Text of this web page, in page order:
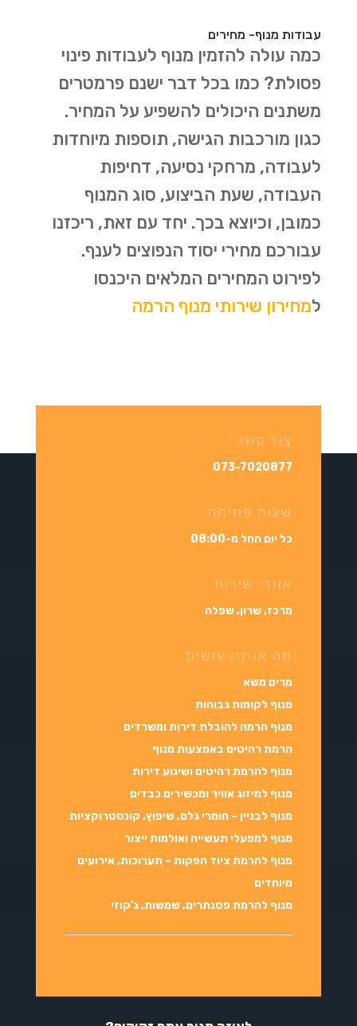
עבודות מנוף- מחירים
כמה עולה להזמין מנוף לעבודות פינוי
פסולת? כמו בכל דבר ישנם פרמטרים
משתנים היכולים להשפיע על המחיר.
כגון מורכבות הגישה, תוספות מיוחדות
לעבודה, מרחקי נסיעה, דחיפות
העבודה, שעת הביצוע, סוג המנוף
כמובן, וכיוצא בכך. יחד עם זאת, ריכזנו
עבורכם מחירי יסוד הנפוצים לענף.
לפירוט המחירים המלאים היכנסו
למחירון שירותי מנוף הרמה
צור קשר
073-7020877
שעות פתיחה
כל יום החל מ-08:00
אזורי שירות
מרכז, שרון, שפלה
מה אנחנו עושים
מרים משא
מנוף לקומות גבוהות
מנוף הרמה להובלת דירות ומשרדים
הרמת רהיטים באמצעות מנוף
מנוף להרמת רהיטים ושינוע דירות
מנוף למיזוג אוויר ומכשירים כבדים
מנוף לבניין – חומרי גלם, שיפוץ, קונסטרוקציות
מנוף למפעלי תעשייה ואולמות ייצור
מנוף להרמת ציוד הפקות – תערוכות, אירועים
מיוחדים
מנוף להרמת פסנתרים, שמשות, ג'קוזי